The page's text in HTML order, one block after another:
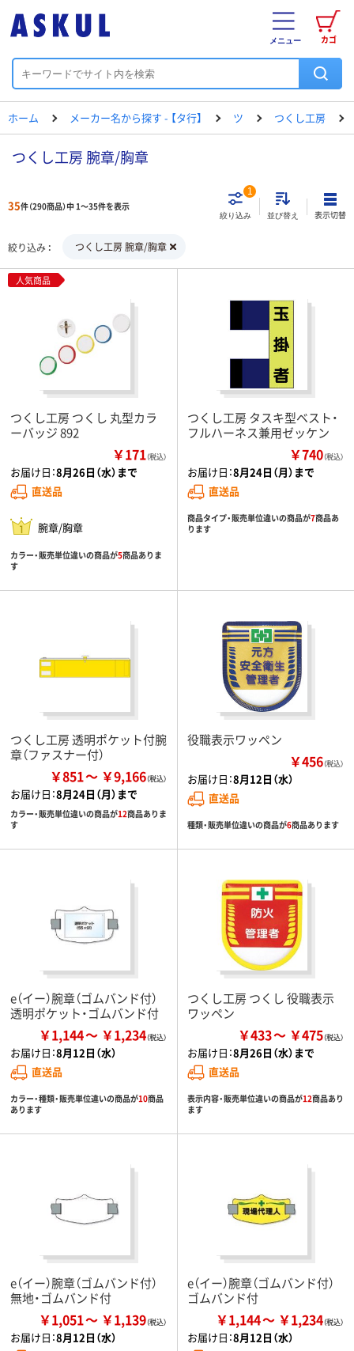
カゴ
メニュー
ホーム メーカー名から探す - 【タ行】 ツ つくし工房
つくし工房 腕章/胸章
35件（290商品）中 1～35件を表示
絞り込み
1
並び替え 表示切替
絞り込み つくし工房 腕章/胸章
人気商品
つくし工房 つくし 丸型カラ
ーバッジ 892
￥171（税込）
お届け日：8月26日（水）まで
直送品
腕章/胸章
カラー・販売単位違いの商品が5商品ありま
す
つくし工房 タスキ型ベスト・
フルハーネス兼用ゼッケン
￥740（税込）
お届け日：8月24日（月）まで
直送品
商品タイプ・販売単位違いの商品が7商品あ
ります
つくし工房 透明ポケット付腕
章（ファスナー付）
￥851 ￥9,166
お届け日：8月24日（月）まで
カラー・販売単位違いの商品が12商品ありま
す
役職表示ワッペン
￥456（税込）
お届け日：8月12日（水）
直送品
種類・販売単位違いの商品が6商品あります
e（イー）腕章（ゴムバンド付）
透明ポケット・ゴムバンド付
￥1,144 ￥1,234
お届け日：8月12日（水）
直送品
カラー・種類・販売単位違いの商品が10商品
あります
つくし工房 つくし 役職表示
ワッペン
￥433 ￥475
お届け日：8月26日（水）まで
直送品
表示内容・販売単位違いの商品が12商品あり
ます
e（イー）腕章（ゴムバンド付）
無地・ゴムバンド付
￥1,051 ￥1,139
お届け日：8月12日（水）
e（イー）腕章（ゴムバンド付）
ゴムバンド付
￥1,144 ￥1,234
お届け日：8月12日（水）